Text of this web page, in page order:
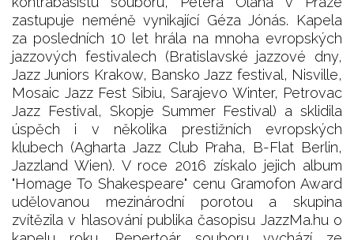
zastupuje neméně vynikající Géza Jónás. Kapela
za posledních 10 let hrála na mnoha evropských
jazzových festivalech (Bratislavské jazzové dny,
Jazz Juniors Krakow, Bansko Jazz festival, Nisville,
Mosaic Jazz Fest Sibiu, Sarajevo Winter, Petrovac
Jazz Festival, Skopje Summer Festival) a sklidila
úspěch i v několika prestižních evropských
klubech (Agharta Jazz Club Praha, B-Flat Berlin,
Jazzland Wien). V roce 2016 získalo jejich album
"Homage To Shakespeare" cenu Gramofon Award
udělovanou mezinárodní porotou a skupina
zvítězila v hlasování publika časopisu JazzMa.hu o